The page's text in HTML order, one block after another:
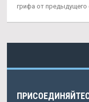
грифа от предыдущего